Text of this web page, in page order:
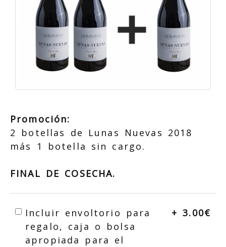
Promoción:
2 botellas de Lunas Nuevas 2018
más 1 botella sin cargo.
FINAL DE COSECHA.
Incluir envoltorio para
regalo, caja o bolsa
apropiada para el
+ 3.00€